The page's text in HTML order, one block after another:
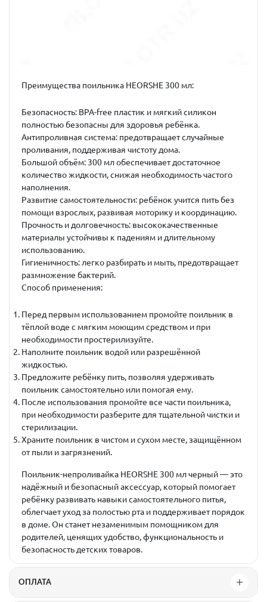
Преимущества поильника HEORSHE 300 мл:
Безопасность: BPA-free пластик и мягкий силикон
полностью безопасны для здоровья ребёнка.
Антипроливная система: предотвращает случайные
проливания, поддерживая чистоту дома.
Большой объём: 300 мл обеспечивает достаточное
количество жидкости, снижая необходимость частого
наполнения.
Развитие самостоятельности: ребёнок учится пить без
помощи взрослых, развивая моторику и координацию.
Прочность и долговечность: высококачественные
материалы устойчивы к падениям и длительному
использованию.
Гигиеничность: легко разбирать и мыть, предотвращает
размножение бактерий.
Способ применения:
Перед первым использованием промойте поильник в
тёплой воде с мягким моющим средством и при
необходимости простерилизуйте.
Наполните поильник водой или разрешённой
жидкостью.
Предложите ребёнку пить, позволяя удерживать
поильник самостоятельно или помогая ему.
После использования промойте все части поильника,
при необходимости разберите для тщательной чистки и
стерилизации.
Храните поильник в чистом и сухом месте, защищённом
от пыли и загрязнений.
Поильник-непроливайка HEORSHE 300 мл черный— это
надёжный и безопасный аксессуар, который помогает
ребёнку развивать навыки самостоятельного питья,
облегчает уход за полостью рта и поддерживает порядок
в доме. Он станет незаменимым помощником для
родителей, ценящих удобство, функциональность и
безопасность детских товаров.
ОПЛАТА